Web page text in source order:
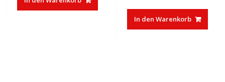
€37,85 €23,27.
war:
€83,32
ist:
€50,01.
In den Warenkorb